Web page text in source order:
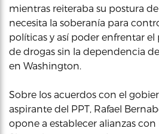
mientras reiteraba su postura
necesita la soberanía para
políticas y así poder enfrentar
de drogas sin la dependencia
en Washington.
Sobre los acuerdos con el
aspirante del PPT, Rafael
opone a establecer alianzas con